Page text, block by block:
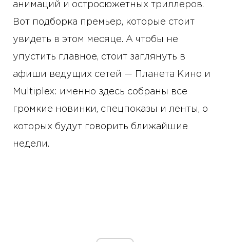
анимаций и остросюжетных триллеров.
Вот подборка премьер, которые стоит
увидеть в этом месяце. А чтобы не
упустить главное, стоит заглянуть в
афиши ведущих сетей — Планета Кино и
Multiplex: именно здесь собраны все
громкие новинки, спецпоказы и ленты, о
которых будут говорить ближайшие
недели.